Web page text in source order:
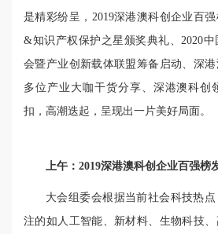
是精彩纷呈，2019深港澳科创企业百
&知识产权保护之星颁奖典礼、2020
会暨产业创新载体联盟筹备启动、深港
多位产业大咖干货分享、深港澳科创
扣，高潮迭起，呈现出一片美好局面。
上午：2019深港澳科创企业百强榜
大会组委会根据当前社会科技热
注的如人工智能、新材料、生物科技